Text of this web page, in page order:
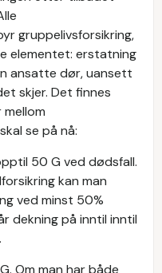
gruppelivsforsikring,
elementet: erstatning
ansatte dør, uansett
skjer. Det finnes
se på nå:
50 G ved dødsfall.
kan man
ved minst 50%
dekning på inntil inntil
Om man har både